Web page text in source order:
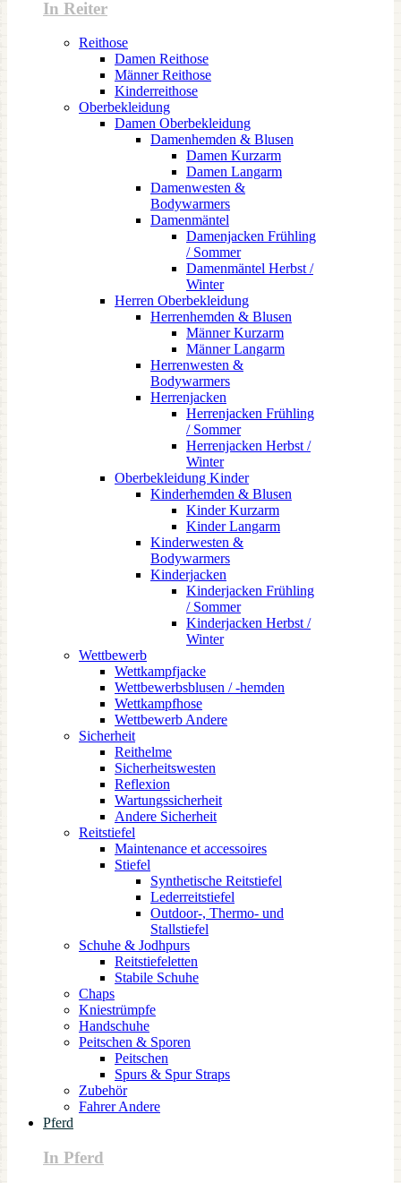
In Reiter
Reithose
Damen Reithose
Männer Reithose
Kinderreithose
Oberbekleidung
Damen Oberbekleidung
Damenhemden & Blusen
Damen Kurzarm
Damen Langarm
Damenwesten &
Bodywarmers
Damenmäntel
Damenjacken Frühling
/ Sommer
Damenmäntel Herbst /
Winter
Herren Oberbekleidung
Herrenhemden & Blusen
Männer Kurzarm
Männer Langarm
Herrenwesten &
Bodywarmers
Herrenjacken
Herrenjacken Frühling
/ Sommer
Herrenjacken Herbst /
Winter
Oberbekleidung Kinder
Kinderhemden & Blusen
Kinder Kurzarm
Kinder Langarm
Kinderwesten &
Bodywarmers
Kinderjacken
Kinderjacken Frühling
/ Sommer
Kinderjacken Herbst /
Winter
Wettbewerb
Wettkampfjacke
Wettbewerbsblusen / -hemden
Wettkampfhose
Wettbewerb Andere
Sicherheit
Reithelme
Sicherheitswesten
Reflexion
Wartungssicherheit
Andere Sicherheit
Reitstiefel
Maintenance et accessoires
Stiefel
Synthetische Reitstiefel
Lederreitstiefel
Outdoor-, Thermo- und
Stallstiefel
Schuhe & Jodhpurs
Reitstiefeletten
Stabile Schuhe
Chaps
Kniestrümpfe
Handschuhe
Peitschen & Sporen
Peitschen
Spurs & Spur Straps
Zubehör
Fahrer Andere
Pferd
In Pferd